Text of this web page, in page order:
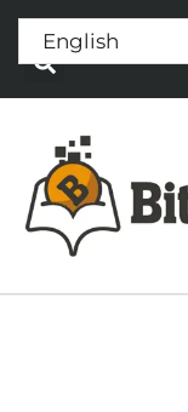
Press